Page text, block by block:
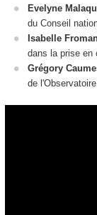
Evelyne
du Conseil
Isabelle
dans la prise en
Grégory
de